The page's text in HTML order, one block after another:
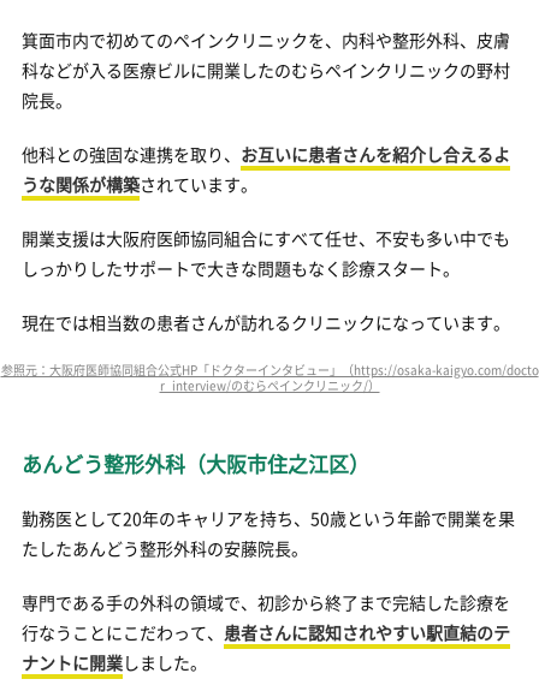
箕面市内で初めてのペインクリニックを、内科や整形外科、皮膚
科などが入る医療ビルに開業したのむらペインクリニックの野村
院長。
他科との強固な連携を取り、 お互いに患者さんを紹介し合えるよ
うな関係が構築されています。
開業支援は大阪府医師協同組合にすべて任せ、不安も多い中でも
しっかりしたサポートで大きな問題もなく診療スタート。
現在では相当数の患者さんが訪れるクリニックになっています。
参照元：大阪府医師協同組合公式HP「ドクターインタビュー」（https://osaka-kaigyo.com/docto
r_interview/のむらペインクリニック/）
あんどう整形外科（大阪市住之江区）
勤務医として20年のキャリアを持ち、50歳という年齢で開業を果
たしたあんどう整形外科の安藤院長。
専門である手の外科の領域で、初診から終了まで完結した診療を
行なうことにこだわって、 患者さんに認知されやすい駅直結のテ
ナントに開業しました。